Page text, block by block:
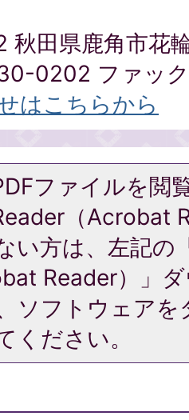
秋田県鹿角市花
0202 ファッ
はこちらから
ファイルを閲
（Acrobat
い方は、左記の
Reader）」
ソフトウェア
ください。